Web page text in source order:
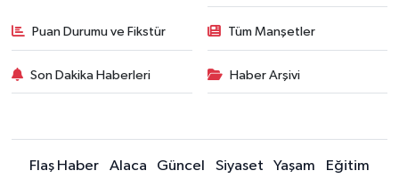
Puan Durumu ve Fikstür Tüm Manşetler
Son Dakika Haberleri Haber Arşivi
Flaş Haber Alaca Güncel Siyaset Yaşam Eğitim